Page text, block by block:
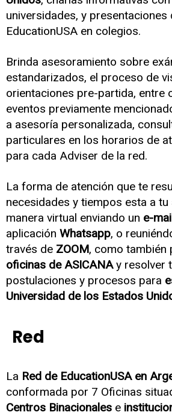
universidades, y
EducationUSA en colegios.
Brinda asesoramiento sobre
estandarizados, el proceso de
orientaciones pre-partida, entre
eventos previamente
a asesoría personalizada,
particulares en los horarios de
para cada Adviser de la red.
La forma de atención que te
necesidades y tiempos esta a tu
manera virtual enviando un e-
aplicación Whatsapp, o
través de ZOOM, como también
oficinas de ASICANAy resolver
postulaciones y procesos para
Universidad de los Estados
Red
La Red de EducationUSA en
conformada por 7 Oficinas
Centros Binacionales e